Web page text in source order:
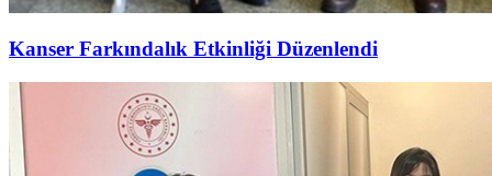
Kanser Farkındalık Etkinliği Düzenlendi